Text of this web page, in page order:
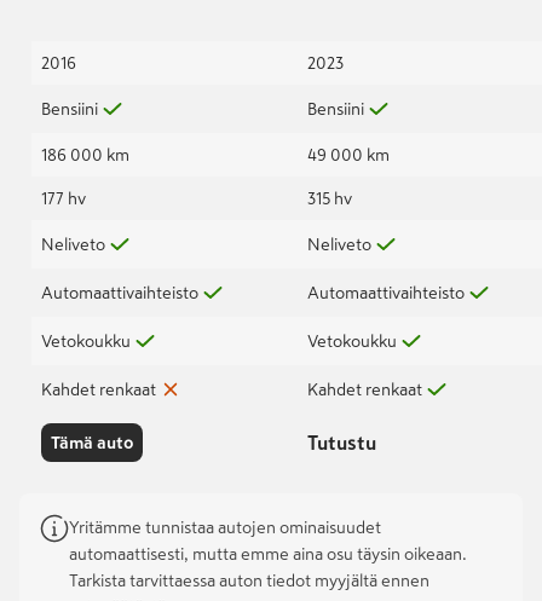
2016
Bensiini
186 000 km
177 hv
Neliveto
Automaattivaihteisto
Vetokoukku
Kahdet renkaat
Tämä auto
2023
Bensiini
49 000 km
315 hv
Neliveto
Automaattivaihteisto
Vetokoukku
Kahdet renkaat
Tutustu
Yritämme tunnistaa autojen ominaisuudet
automaattisesti, mutta emme aina osu täysin oikeaan.
Tarkista tarvittaessa auton tiedot myyjältä ennen